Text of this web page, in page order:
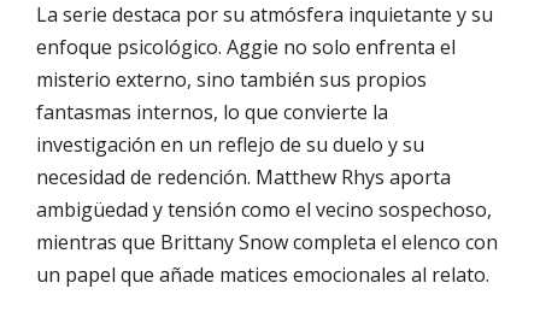
La serie destaca por su atmósfera inquietante y su
enfoque psicológico. Aggie no solo enfrenta el
misterio externo, sino también sus propios
fantasmas internos, lo que convierte la
investigación en un reflejo de su duelo y su
necesidad de redención. Matthew Rhys aporta
ambigüedad y tensión como el vecino sospechoso,
mientras que Brittany Snow completa el elenco con
un papel que añade matices emocionales al relato.